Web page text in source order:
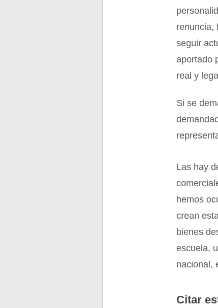
renuncia,
seguir
aportado
real y
Si se
Las hay
hemos
crean
bienes
escuela,
nacional,
Citar